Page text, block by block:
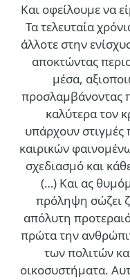
Και οφείλουμε να
Τα τελευταία
άλλοτε στην
αποκτώντας
μέσα,
προσλαμβάνοντας
καλύτερα τον
υπάρχουν
καιρικών
σχεδιασμό και
(…) Και ας
πρόληψη σώζει
απόλυτη
πρώτα την
των πολιτών
οικοσυστήματα.